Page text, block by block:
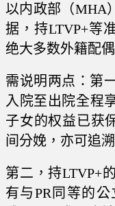
以内政部（MHA
据，持LTVP+等
绝大多数外籍配
需说明两点：第
入院至出院全程
子女的权益已获
间分娩，亦可追
第二，持LTVP+
有与PR同等的